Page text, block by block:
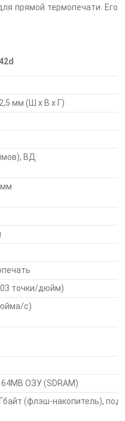
прямой термопечати. Его
привлекательный дизайн,
4”/сек. при разрешении
– 104 мм. В базовой
для печати квитанций при
для лабораторных
посадочных талонов
билетов для парковки
других задач, где не
мм (Ш x В x Г)
ВД
мм
точки/дюйм)
с)
ОЗУ (SDRAM)
(флэш-накопитель),